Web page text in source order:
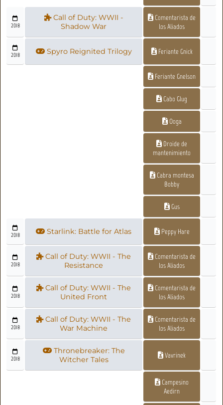
2018
Call of Duty: WWII -
Shadow War
Comentarista de
los Aliados
2018 Spyro Reignited Trilogy Feriante Gnick
Feriante Gnelson
Cabo Glug
Ooga
Droide de
mantenimiento
Cabra montesa
Bobby
Gus
2018 Starlink: Battle for Atlas Peppy Hare
2018
Call of Duty: WWII - The
Resistance
Comentarista de
los Aliados
2018
Call of Duty: WWII - The
United Front
Comentarista de
los Aliados
2018
Call of Duty: WWII - The
War Machine
Comentarista de
los Aliados
2018
Thronebreaker: The
Witcher Tales
Vavrinek
Campesino
Aedirn